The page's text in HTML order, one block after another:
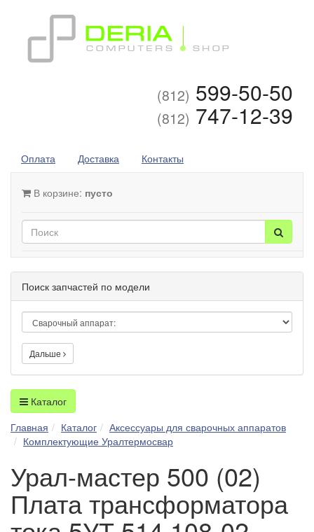
(812) 599-50-50
(812) 747-12-39
Оплата Доставка Контакты
В корзине: пусто
Поиск запчастей по модели
Дальше
Каталог
Главная
Каталог
Аксессуары для сварочных аппаратов
Комплектующие Уралтермосвар
Урал-мастер 500 (02)
Плата трансформатора